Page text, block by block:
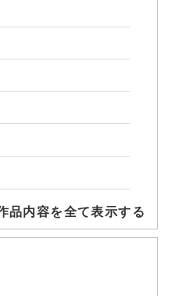
品内容を全て表示する